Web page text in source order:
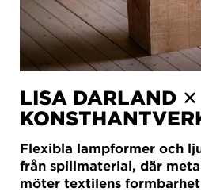
LISA DARLAND ✕
Flexibla lampformer och
från spillmaterial, där
möter textilens